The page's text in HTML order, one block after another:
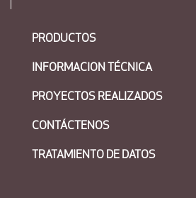
PRODUCTOS
INFORMACION TÉCNICA
PROYECTOS REALIZADOS
CONTÁCTENOS
TRATAMIENTO DE DATOS